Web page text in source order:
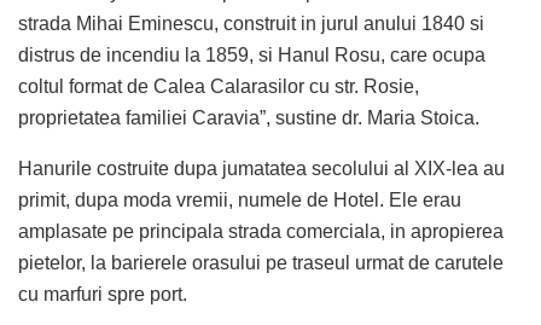
strada Mihai Eminescu, construit in jurul anului 1840 si
distrus de incendiu la 1859, si Hanul Rosu, care ocupa
coltul format de Calea Calarasilor cu str. Rosie,
proprietatea familiei Caravia”, sustine dr. Maria Stoica.
Hanurile costruite dupa jumatatea secolului al XIX-lea au
primit, dupa moda vremii, numele de Hotel. Ele erau
amplasate pe principala strada comerciala, in apropierea
pietelor, la barierele orasului pe traseul urmat de carutele
cu marfuri spre port.